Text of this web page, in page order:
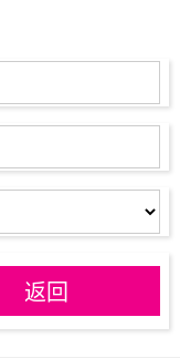
返回